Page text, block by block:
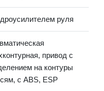
руля
привод с
на контуры
с ABS, ESP